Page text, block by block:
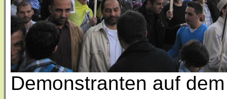
Demonstranten auf